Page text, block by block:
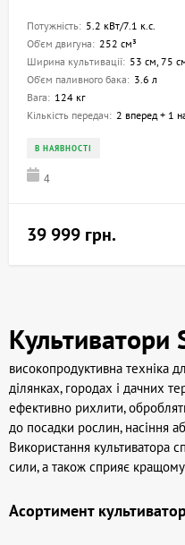
Потужність: 5.2 кВт/7.1 к.с.
Об'єм двигуна: 252 см³
Ширина культивації: 53 см, 75
Об'єм паливного бака: 3.6 л
Вага: 124 кг
Кількість передач: 2 вперед + 1
В НАЯВНОСТІ
4
39 999 грн.
Культиватори
високопродуктивна техніка
ділянках, городах і дачних
ефективно рихлити,
до посадки рослин, насіння
Використання культиватора
сили, а також сприяє
Асортимент